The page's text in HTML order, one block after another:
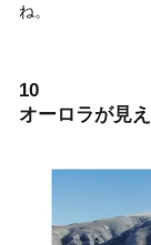
ね。
10
オーロラが見